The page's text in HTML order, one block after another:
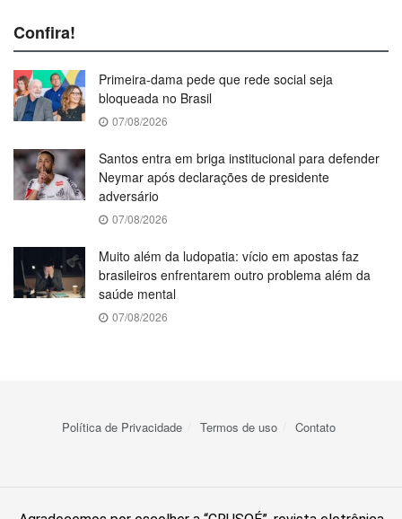
Confira!
Primeira-dama pede que rede social seja
bloqueada no Brasil
07/08/2026
Santos entra em briga institucional para defender
Neymar após declarações de presidente
adversário
07/08/2026
Muito além da ludopatia: vício em apostas faz
brasileiros enfrentarem outro problema além da
saúde mental
07/08/2026
Política de Privacidade Termos de uso Contato